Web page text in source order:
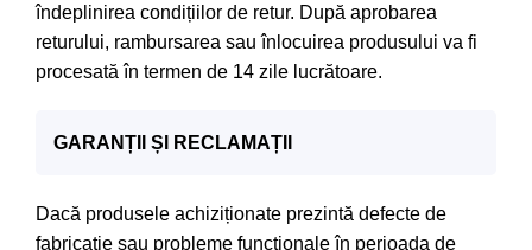
îndeplinirea condițiilor de retur. După aprobarea
returului, rambursarea sau înlocuirea produsului va fi
procesată în termen de 14 zile lucrătoare.
GARANȚII ȘI RECLAMAȚII
Dacă produsele achiziționate prezintă defecte de
fabricație sau probleme funcționale în perioada de